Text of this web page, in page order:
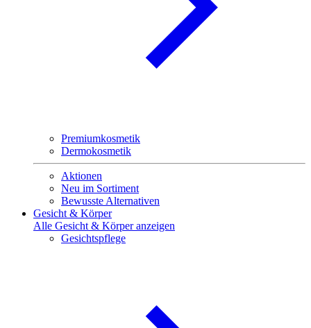
Premiumkosmetik
Dermokosmetik
Aktionen
Neu im Sortiment
Bewusste Alternativen
Gesicht & Körper
Alle Gesicht & Körper anzeigen
Gesichtspflege